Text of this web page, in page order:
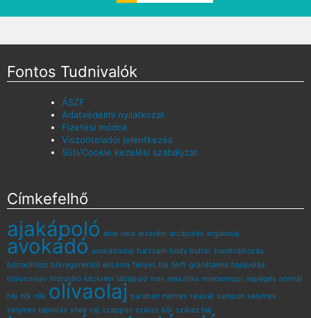
Fontos Tudnivalók
ÁSZF
Adatvédelmi nyilatkozat
Fizetési módok
Viszonteladói jelentkezés
Süti/Cookie kezelési szabályzat
Címkefelhő
ajakápoló aloe vera arckrém arcápolás argánolaj
avokádó avokádóolaj balzsam body butter borotválkozás
bőrradírozó bőrregeneráló ekcéma fényes haj férfi gránátalma hajápolás
hialuronsav hidratáló kézkrém lábápoló man masztika mindennapi napégés normál
haj női nők olívaolaj paraben mentes relaxál sampon selymes
selymes tapintás shea vaj szappan száraz bőr száraz haj